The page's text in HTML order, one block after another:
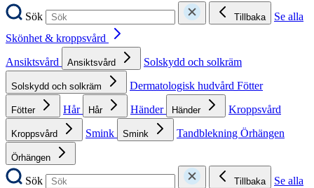
Sök
Tillbaka
Se alla
Skönhet & kroppsvård
Ansiktsvård
Ansiktsvård Solskydd och solkräm
Solskydd och solkräm Dermatologisk hudvård Fötter
Fötter Hår Hår Händer Händer Kroppsvård
Kroppsvård Smink Smink Tandblekning Örhängen
Örhängen
Sök Tillbaka
Se alla